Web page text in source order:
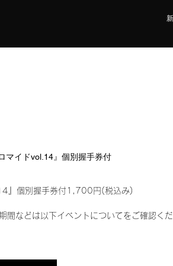
マイドvol.14』個別握手券付
』個別握手券付1,700円(税込み)
間などは以下イベントについてをご確認くだ